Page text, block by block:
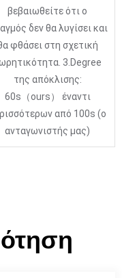
βεβαιωθείτε ότι ο
δεν θα λυγίσει και
φθάσει στη σχετική
3.Degree
της απόκλισης:
60s（ours） έναντι
από 100s (ο
ανταγωνιστής μας)